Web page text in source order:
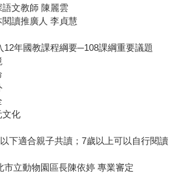
語文教師 陳麗雲
閱讀推廣人 李貞慧
年國教課程綱要─108課綱重要議題
文化
下適合親子共讀；7歲以上可以自行閱讀
立動物園區長陳依婷 專業審定